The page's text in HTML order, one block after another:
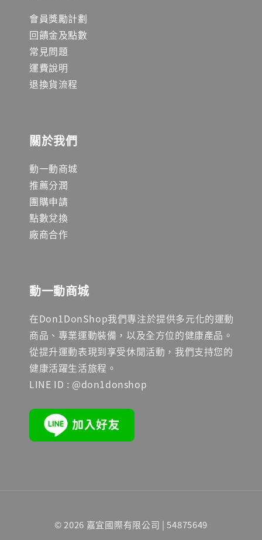
會員獎勵計劃
回饋金及點數
常見問題
運費說明
退換貨流程
關於我們
動一動商城
推薦分潤
團購申請
點數兌換
廠商合作
動一動商城
在Don1DonShop我們專注於提供多元化的運動
商品、專業運動裝備，以及全方位的健康產品。
從提升運動表現到享受休閒活動，我們支持您的
健康活躍生活旅程。
LINE ID : @don1donshop
© 2026 嘉宜國際有限公司 | 54875649